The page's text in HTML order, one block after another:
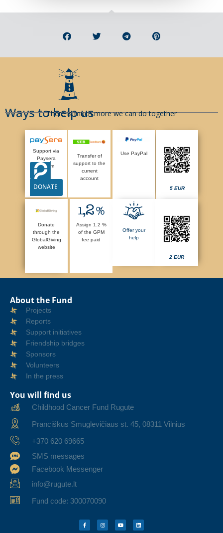
Ways to help us
There is much more we can do together
Support via
Paysera
system
DONATE
Transfer of
support to the
current
account
Use PayPal
5 EUR
Donate
through the
GlobalGiving
website
Assign 1.2 %
of the GPM
fee paid
Offer your
help
2 EUR
About the Fund
Projects
Reports
Support initiatives
Friendship bridges
Sponsors
Volunteers
In the press
You will find us
Childhood Cancer Fund Rugutė
Pranciškus Smuglevičiaus st. 45, 08311 Vilnius
+370 620 69665
SMS messages
Facebook Messenger
info@rugute.lt
Fund code: 300070090